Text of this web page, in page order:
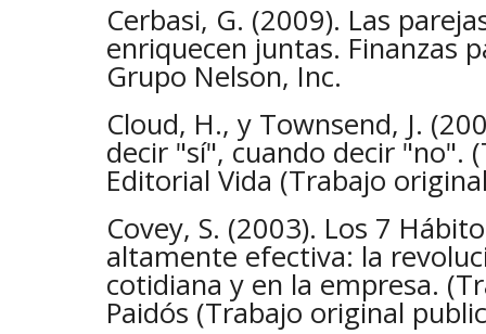
Cerbasi, G. (2009). Las
enriquecen juntas. Finanzas
Grupo Nelson, Inc.
Cloud, H., y Townsend, J.
decir "sí", cuando decir "no".
Editorial Vida (Trabajo
Covey, S. (2003). Los 7
altamente efectiva: la
cotidiana y en la empresa.
Paidós (Trabajo original